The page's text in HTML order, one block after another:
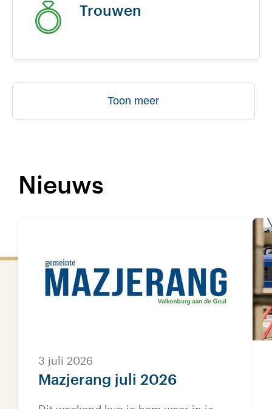
Trouwen
Toon meer
Nieuws
Mazjerang juli 2026
3 juli 2026